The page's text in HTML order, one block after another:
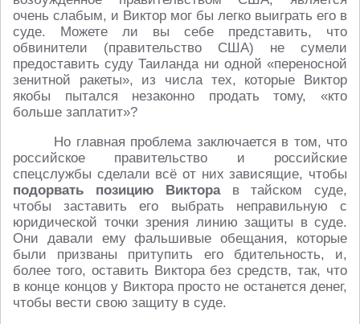
очень слабым, и Виктор мог бы легко выиграть его в
суде. Можете ли вы себе представить, что
обвинители (правительство США) не сумели
предоставить суду Таиланда ни одной «переносной
зенитной ракеты», из числа тех, которые Виктор
якобы пытался незаконно продать тому, «кто
больше заплатит»?
Но главная проблема заключается в том, что
российское правительство и российские
спецслужбы сделали всё от них зависящие, чтобы
подорвать позицию Викторав тайском суде,
чтобы заставить его выбрать неправильную с
юридической точки зрения линию защиты в суде.
Они давали ему фальшивые обещания, которые
были призваны притупить его бдительность, и,
более того, оставить Виктора без средств, так, что
в конце концов у Виктора просто не останется денег,
чтобы вести свою защиту в суде.